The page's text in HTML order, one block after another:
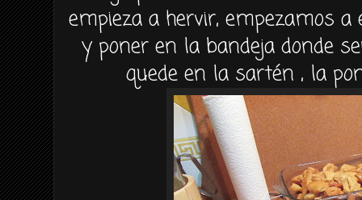
empieza a hervir, empezamos
y poner en la bandeja donde
quede en la sartén , la